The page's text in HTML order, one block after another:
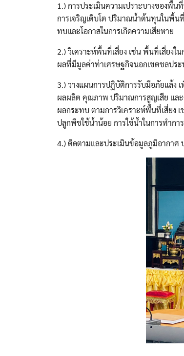
1.) การประเมินความเปราะบางของพื้
การเจริญเติบโต ปริมาณน้ำต้นทุนในพื้
ทบและโอกาสในการเกิดความเสียหาย
2.) วิเคราะห์พื้นที่เสี่ยง เช่น พื้นที่เสี่ยง
ผลที่มีมูลค่าท่าเศรษฐกิจนอกเขตชลปร
3.) วางแผนการปฏิบัติการรับมือภัยแล้ง
ผลผลิต คุณภาพ ปริมาณการสูญเสีย และ
ผลกระทบ ตามการวิเคราะห์พื้นที่เสี่ยง
ปลูกพืชใช้น้ำน้อย การใช้น้ำในการทำก
4.) ติดตามและประเมินข้อมูลภูมิอากา